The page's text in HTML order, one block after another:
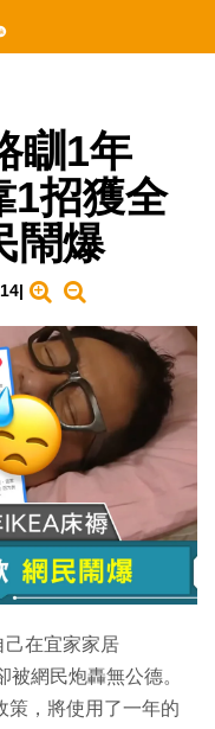
瞓1年
1招獲全
鬧爆
|
己在宜家家居
被網民炮轟無公德。
策，將使用了一年的